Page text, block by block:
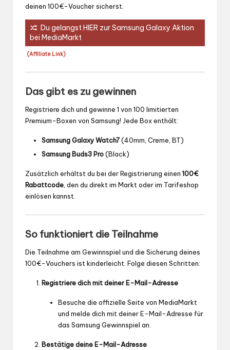
deinen 100€-Voucher sicherst.
Du gelangst HIER zur Samsung Galaxy Aktion
bei MediaMarkt
*
(Affiliate Link)
Das gibt es zu gewinnen
Registriere dich und gewinne 1 von 100 limitierten
Premium-Boxen von Samsung! Jede Box enthält:
Samsung Galaxy Watch7(40mm, Creme, BT)
Samsung Buds3 Pro(Black)
Zusätzlich erhältst du bei der Registrierung einen 100€
Rabattcode , den du direkt im Markt oder im Tarifeshop
einlösen kannst.
So funktioniert die Teilnahme
Die Teilnahme am Gewinnspiel und die Sicherung deines
100€-Vouchers ist kinderleicht. Folge diesen Schritten:
Registriere dich mit deiner E-Mail-Adresse
Besuche die offizielle Seite von MediaMarkt
und melde dich mit deiner E-Mail-Adresse für
das Samsung Gewinnspiel an.
Bestätige deine E-Mail-Adresse